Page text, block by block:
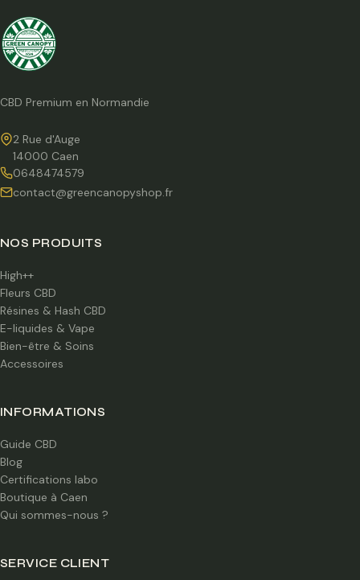
CBD Premium en Normandie
2 Rue d'Auge
14000 Caen
0648474579
contact@greencanopyshop.fr
NOS PRODUITS
High++
Fleurs CBD
Résines & Hash CBD
E-liquides & Vape
Bien-être & Soins
Accessoires
INFORMATIONS
Guide CBD
Blog
Certifications labo
Boutique à Caen
Qui sommes-nous ?
SERVICE CLIENT